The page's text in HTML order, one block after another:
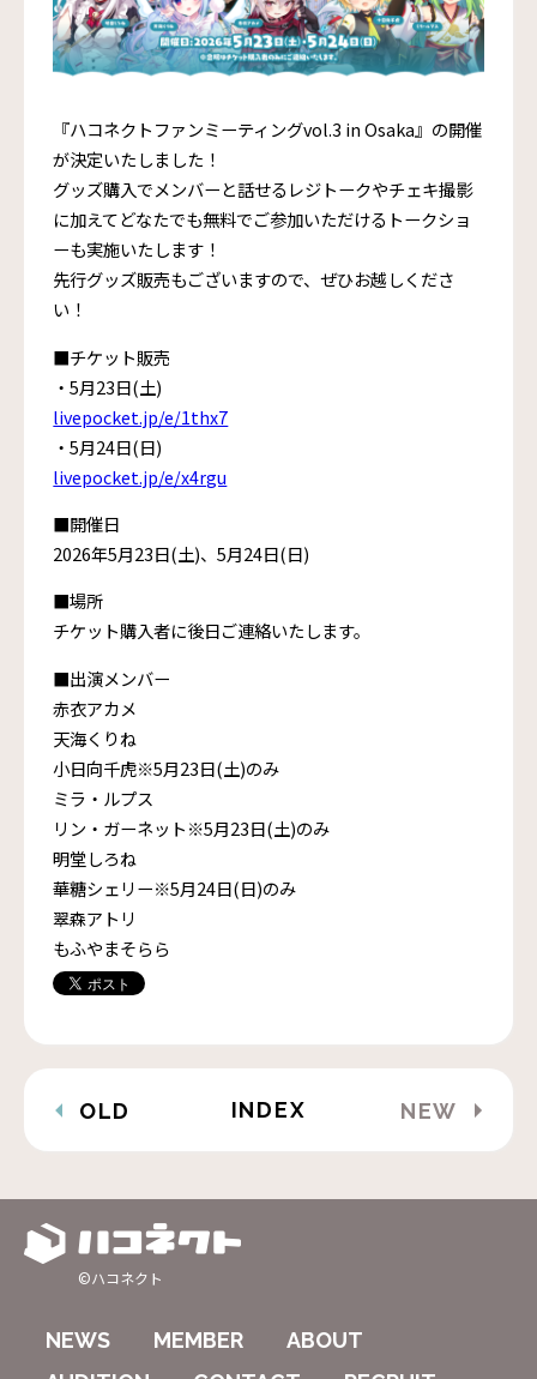
『ハコネクトファンミーティングvol.3 in Osaka』の開催
が決定いたしました！
グッズ購入でメンバーと話せるレジトークやチェキ撮影
に加えてどなたでも無料でご参加いただけるトークショ
ーも実施いたします！
先行グッズ販売もございますので、ぜひお越しくださ
い！
■チケット販売
・5月23日(土)
livepocket.jp/e/1thx7
・5月24日(日)
livepocket.jp/e/x4rgu
■開催日
2026年5月23日(土)、5月24日(日)
■場所
チケット購入者に後日ご連絡いたします。
■出演メンバー
赤衣アカメ
天海くりね
小日向千虎※5月23日(土)のみ
ミラ・ルプス
リン・ガーネット※5月23日(土)のみ
明堂しろね
華糖シェリー※5月24日(日)のみ
翠森アトリ
もふやまそらら
OLD INDEX NEW
©ハコネクト
NEWS MEMBER
ABOUT